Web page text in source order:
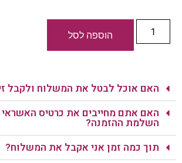
הוספה לסל
האם אוכל לבטל את המשלוח ולקבל
האם אתם מחייבים את כרטיס
השלמת ההזמנה?
תוך כמה זמן אני אקבל את המשלוח?